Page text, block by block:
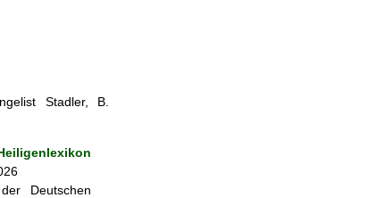
Stadler, B.
Deutschen